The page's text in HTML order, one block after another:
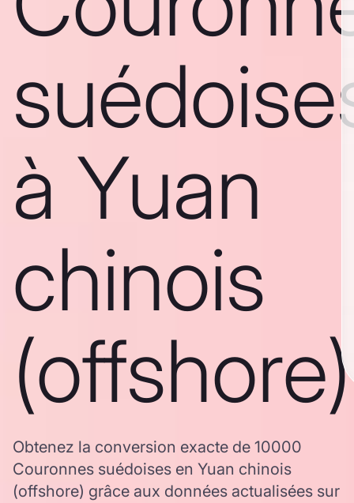
à Yuan
chinois
(offshore)
Obtenez la conversion exacte de 10000
Couronnes suédoises en Yuan chinois
(offshore) grâce aux données actualisées sur